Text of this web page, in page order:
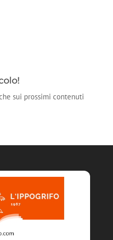
sui prossimi contenuti